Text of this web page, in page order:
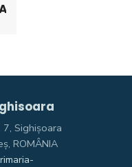
7, Sighişoara
ROMÂNIA